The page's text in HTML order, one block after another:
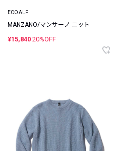
ECOALF
MANZANO/マンサーノ ニット
¥15,840 20%OFF